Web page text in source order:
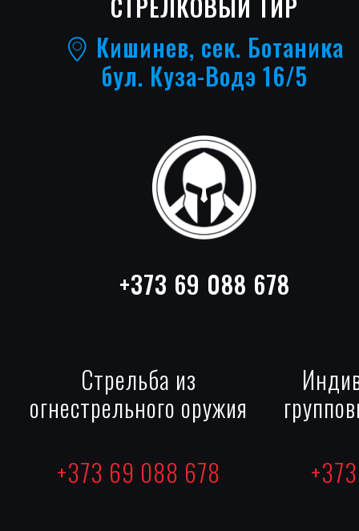
Кишинев, сек. Ботаника
бул. Куза-Водэ 16/5
+373 69 088 678
Стрельба из
огнестрельного оружия
+373 69 088 678